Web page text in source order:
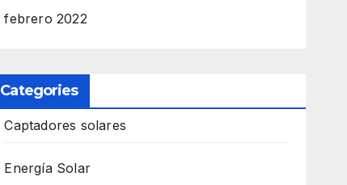
febrero 2022
Categories
Captadores solares
Energía Solar